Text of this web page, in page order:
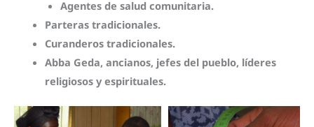
Agentes de salud comunitaria.
Parteras tradicionales.
Curanderos tradicionales.
Abba Geda, ancianos, jefes del pueblo, líderes
religiosos y espirituales.